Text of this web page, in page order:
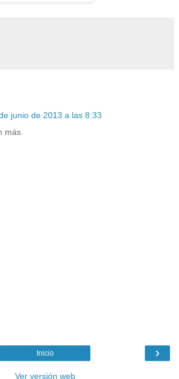
junio de 2013 a las 8:33
más.
›
Inicio
Ver versión web